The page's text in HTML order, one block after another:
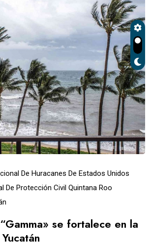
De Huracanes De Estados Unidos
De Protección Civil Quintana Roo
se fortalece en la